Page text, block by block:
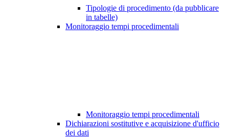
Tipologie di procedimento (da pubblicare
in tabelle)
Monitoraggio tempi procedimentali
Monitoraggio tempi procedimentali
Dichiarazioni sostitutive e acquisizione d'ufficio
dei dati